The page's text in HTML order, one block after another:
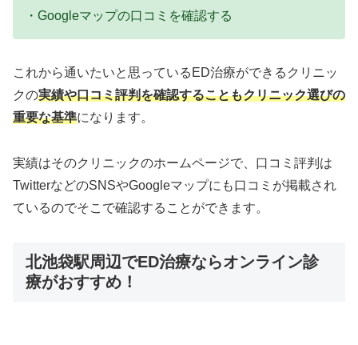
・Googleマップの口コミを確認する
これから通いたいと思っているED治療ができるクリニッ
クの実績や口コミ評判を確認することもクリニック選びの
重要な基準になります。
実績はそのクリニックのホームページで、口コミ評判は
TwitterなどのSNSやGoogleマップにも口コミが掲載され
ているのでそこで確認することができます。
北池袋駅周辺でED治療ならオンライン診
療がおすすめ！